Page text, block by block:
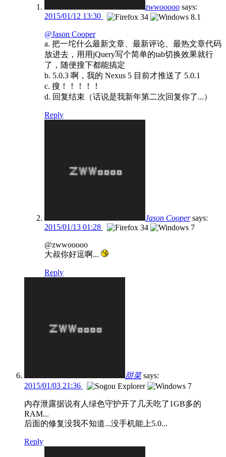
zwwooooo says:
2015/01/12 13:30
@Jason Cooper
a. 把一坨什么最新文章、最新评论、最热文章代码
放进去，用用jQuery写个简单的tab切换效果就行
了，随便搜下都能搞定
b. 5.0.3 啊，我的 Nexus 5 目前才推送了 5.0.1
c. 搜！！！！！
d. 回复结束（话说是我新年第二次回复你了...）
Reply
Jason Cooper says:
2015/01/13 01:28
@zwwooooo
大叔你好逗啊...
Reply
甜菜 says:
2015/01/03 21:36
内存泄露据说有人绿色守护开了几天吃了1GB多的
RAM...
后面的修复没我不知道...没手机能上5.0...
Reply